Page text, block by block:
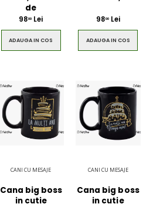
de
9800 Lei
ADAUGA IN COS
9800Lei
ADAUGA IN COS
CANI CU MESAJE
Cana big boss
in cutie
CANI CU MESAJE
Cana big boss
in cutie